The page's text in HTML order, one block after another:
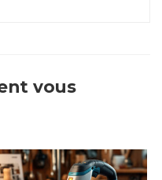
vous